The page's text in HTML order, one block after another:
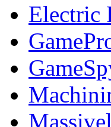
Electric